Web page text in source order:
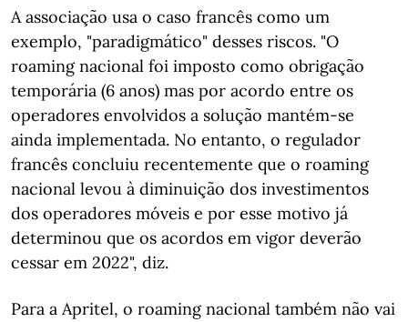
A associação usa o caso francês como um
exemplo, "paradigmático" desses riscos. "O
roaming nacional foi imposto como obrigação
temporária (6 anos) mas por acordo entre os
operadores envolvidos a solução mantém-se
ainda implementada. No entanto, o regulador
francês concluiu recentemente que o roaming
nacional levou à diminuição dos investimentos
dos operadores móveis e por esse motivo já
determinou que os acordos em vigor deverão
cessar em 2022", diz.
Para a Apritel, o roaming nacional também não vai